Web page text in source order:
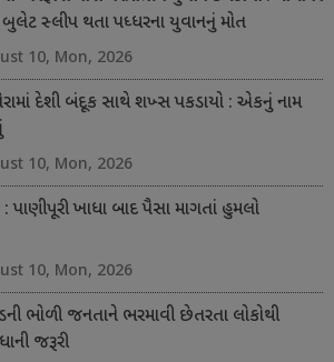
સ્લીપ થતા પધ્ધરના યુવાનનું મોત
10, Mon, 2026
દેશી બંદૂક સાથે શખ્સ પકડાયો : એકનું નામ
10, Mon, 2026
ખાધા બાદ પૈસા માગતાં હુમલો
10, Mon, 2026
ભોળી જનતાને ભરમાવી છેતરતા લોકોથી
જરૂરી